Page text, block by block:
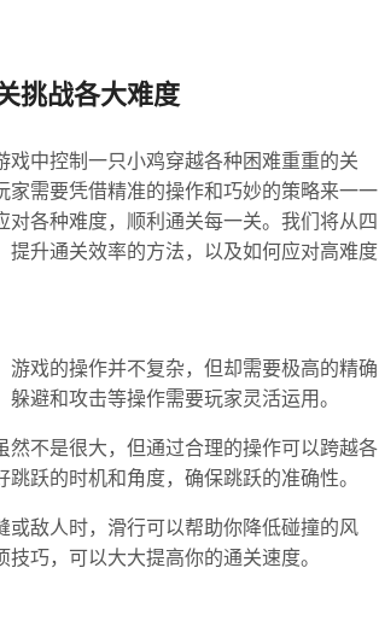
挑战各大难度
戏中控制一只小鸡穿越各种困难重重的关
需要凭借精准的操作和巧妙的策略来一一
各种难度，顺利通关每一关。我们将从四
升通关效率的方法，以及如何应对高难度
戏的操作并不复杂，但却需要极高的精确
避和攻击等操作需要玩家灵活运用。
不是很大，但通过合理的操作可以跨越各
跃的时机和角度，确保跳跃的准确性。
敌人时，滑行可以帮助你降低碰撞的风
巧，可以大大提高你的通关速度。